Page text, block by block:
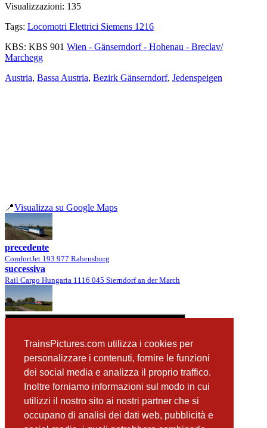
TrainsPictures.com utilizza i cookies per
personalizzare i contenuti, fornire le funzioni
dei social media e analizza il proprio traffico.
Inoltre forniamo informazioni sul modo in cui
utilizzi il nostro sito ai nostri partner che si
occupano di analisi dei dati web, pubblicità e
Visualizzazioni: 135
Tags: Locomotri Elettrici Siemens 1216
KBS: KBS 901 Wien - Gänserndorf - Hohenau - Breclav/
Marchegg
Austria, Bassa Austria, Bezirk Gänserndorf, Jedenspeigen
📍Visualizza su Google Maps
precedente
ComfortJet 193 977 Rabensburg
successiva
Rail Cargo Hungaria 1116 045 Sierndorf an der March
📸 Fotografie scattate nei dintorniVedi tutte ➔